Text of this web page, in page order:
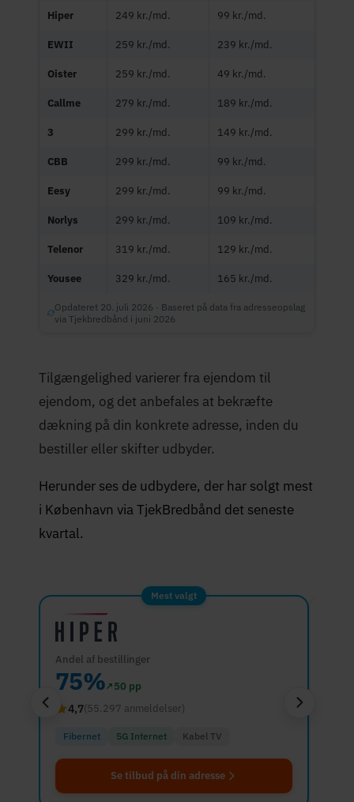
Hiper 249 kr./md. 99 kr./md.
EWII 259 kr./md. 239 kr./md.
Oister 259 kr./md. 49 kr./md.
Callme 279 kr./md. 189 kr./md.
3 299 kr./md. 149 kr./md.
CBB 299 kr./md. 99 kr./md.
Eesy 299 kr./md. 99 kr./md.
Norlys 299 kr./md. 109 kr./md.
Telenor 319 kr./md. 129 kr./md.
Yousee 329 kr./md. 165 kr./md.
Opdateret 20. juli 2026 · Baseret på data fra adresseopslag
via Tjekbredbånd i juni 2026
Tilgængelighed varierer fra ejendom til
ejendom, og det anbefales at bekræfte
dækning på din konkrete adresse, inden du
bestiller eller skifter udbyder.
Herunder ses de udbydere, der har solgt mest
i København via TjekBredbånd det seneste
kvartal.
Mest valgt
Andel af bestillinger
75%↗50 pp
4,7(55.297 anmeldelser)
Fibernet 5G Internet Kabel TV
Se tilbud på din adresse